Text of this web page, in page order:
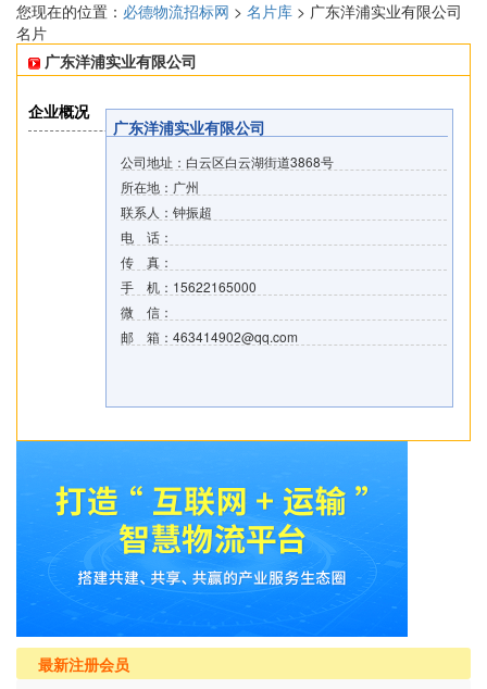
您现在的位置： 必德物流招标网 > 名片库 > 广东洋浦实业有限公司
名片
广东洋浦实业有限公司
广东洋浦实业有限公司
公司地址：白云区白云湖街道3868号
所在地：广州
联系人：钟振超
电 话：
传 真：
手 机：15622165000
微 信：
邮 箱：463414902@qq.com
企业概况
最新注册会员